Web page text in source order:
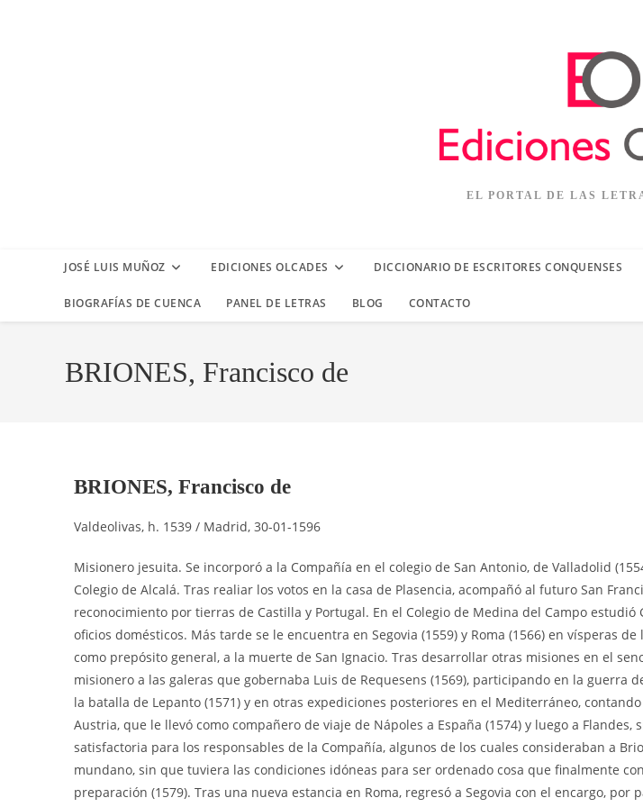
EL PORTAL DE LAS
JOSÉ LUIS MUÑOZ EDICIONES OLCADES DICCIONARIO DE ESCRITORES CONQUENSES
BIOGRAFÍAS DE CUENCA PANEL DE LETRAS BLOG CONTACTO
BRIONES, Francisco de
BRIONES, Francisco de
Valdeolivas, h. 1539 / Madrid, 30-01-1596
Misionero jesuita. Se incorporó a la Compañía en el colegio de San Antonio, de Valladolid
Colegio de Alcalá. Tras realiar los votos en la casa de Plasencia, acompañó al futuro San
reconocimiento por tierras de Castilla y Portugal. En el Colegio de Medina del Campo estudió
oficios domésticos. Más tarde se le encuentra en Segovia (1559) y Roma (1566) en vísperas
como prepósito general, a la muerte de San Ignacio. Tras desarrollar otras misiones en el
misionero a las galeras que gobernaba Luis de Requesens (1569), participando en la guerra
la batalla de Lepanto (1571) y en otras expediciones posteriores en el Mediterráneo,
Austria, que le llevó como compañero de viaje de Nápoles a España (1574) y luego a
satisfactoria para los responsables de la Compañía, algunos de los cuales consideraban a
mundano, sin que tuviera las condiciones idóneas para ser ordenado cosa que finalmente
preparación (1579). Tras una nueva estancia en Roma, regresó a Segovia con el encargo, por